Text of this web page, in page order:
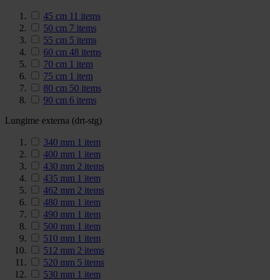
45 cm 11 items
50 cm 7 items
55 cm 5 items
60 cm 48 items
70 cm 1 item
75 cm 1 item
80 cm 50 items
90 cm 6 items
Lungime externa (drt-stg)
340 mm 1 item
400 mm 1 item
430 mm 2 items
435 mm 1 item
462 mm 2 items
480 mm 1 item
490 mm 1 item
500 mm 1 item
510 mm 1 item
512 mm 2 items
520 mm 5 items
530 mm 1 item